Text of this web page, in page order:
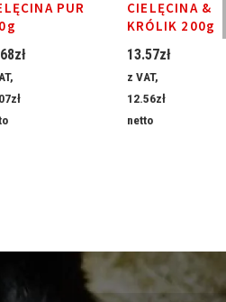
PUR
zł
zł
CIELĘCINA &
KRÓLIK 200g
13.57zł
z VAT,
12.56zł
netto